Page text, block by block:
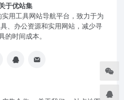
于优站集
用工具网站导航平台，致力于为
、办公资源和实用网站，减少寻
的时间成本。